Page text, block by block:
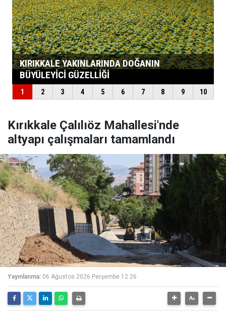
Kırıkkale Çalılıöz Mahallesi'nde
altyapı çalışmaları tamamlandı
Yayınlanma: 06 Ağustos 2026 Perşembe 12:26